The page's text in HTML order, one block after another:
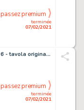
terminée
07/02/2021
passez premium
Magnus, Lo Sconosciuto n. 6 - tavola originale - Loose page
terminée
07/02/2021
passez premium